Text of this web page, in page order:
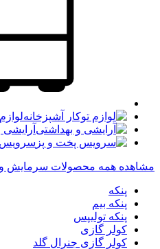
سرویس
مشاهده همه محصولات سرمایش
پنکه
پنکه بیم
پنکه تولیپس
کولر گازی
کولر گازی جنرال گلد